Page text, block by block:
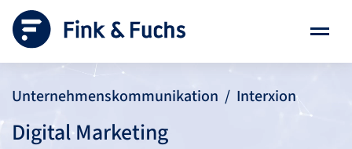
Unternehmenskommunikation / Interxion
Digital Marketing